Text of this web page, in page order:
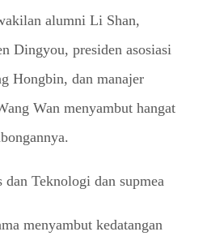
alumni Li Shan,
Dingyou, presiden asosiasi
Hongbin, dan manajer
Wan menyambut hangat
menyambut kedatangan